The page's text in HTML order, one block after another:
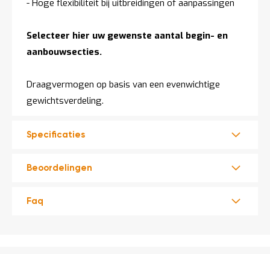
- Hoge flexibiliteit bij uitbreidingen of aanpassingen
Selecteer hier uw gewenste aantal begin- en
aanbouwsecties.
Draagvermogen op basis van een evenwichtige
gewichtsverdeling.
Specificaties
Beoordelingen
Faq